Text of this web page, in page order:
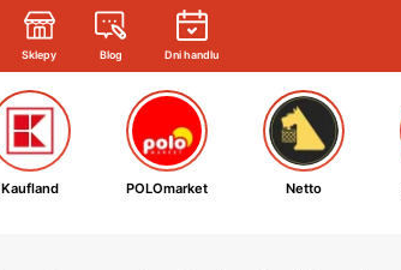
Sklepy Blog Dni handlu
Kaufland POLOmarket Netto